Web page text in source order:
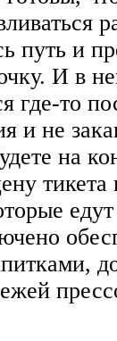
путь и
И в
где-то
и не
на
тикета